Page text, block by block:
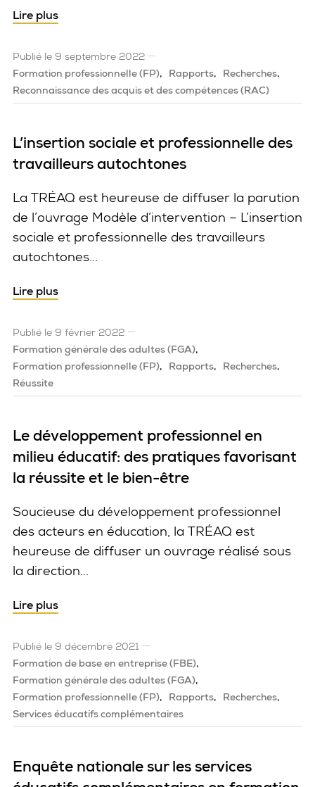
Lire plus
Publié le 9 septembre 2022
Formation professionnelle (FP)
Rapports
Recherches
Reconnaissance des acquis et des compétences (RAC)
L’insertion sociale et professionnelle des
travailleurs autochtones
La TRÉAQ est heureuse de diffuser la parution
de l’ouvrage Modèle d’intervention – L’insertion
sociale et professionnelle des travailleurs
autochtones...
Lire plus
Publié le 9 février 2022
Formation générale des adultes (FGA)
Formation professionnelle (FP)
Rapports
Recherches
Réussite
Le développement professionnel en
milieu éducatif: des pratiques favorisant
la réussite et le bien-être
Soucieuse du développement professionnel
des acteurs en éducation, la TRÉAQ est
heureuse de diffuser un ouvrage réalisé sous
la direction...
Lire plus
Publié le 9 décembre 2021
Formation de base en entreprise (FBE)
Formation générale des adultes (FGA)
Formation professionnelle (FP)
Rapports
Recherches
Services éducatifs complémentaires
Enquête nationale sur les services